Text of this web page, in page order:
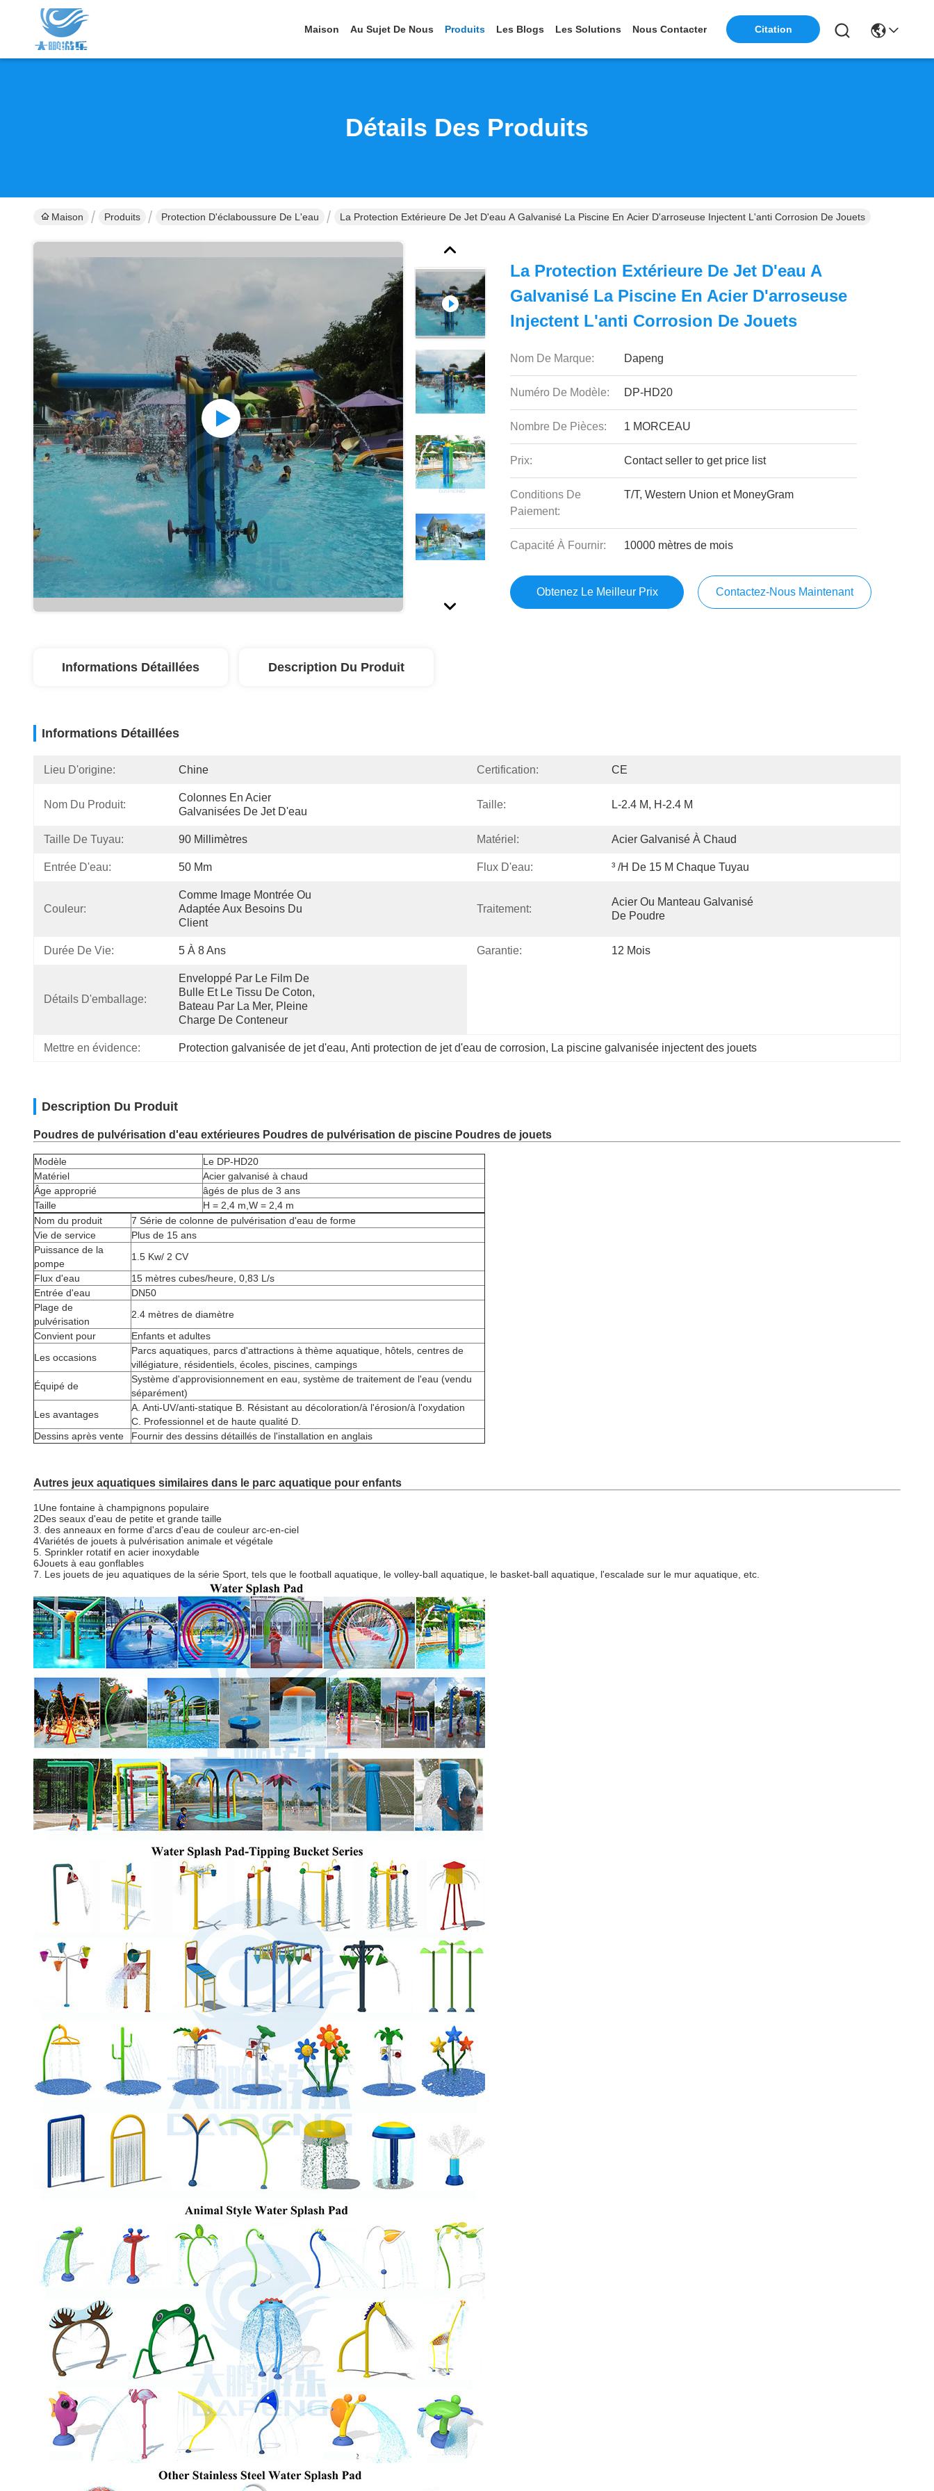
Maison Au Sujet De Nous Produits Les Blogs Les Solutions Nous Contacter Citation
Détails Des Produits
Maison Produits Protection D'éclaboussure De L'eau La Protection Extérieure De Jet D'eau A Galvanisé La Piscine En Acier D'arroseuse Injectent L'anti Corrosion De Jouets
La Protection Extérieure De Jet D'eau A
Galvanisé La Piscine En Acier D'arroseuse
Injectent L'anti Corrosion De Jouets
Nom De Marque: Dapeng
Numéro De Modèle: DP-HD20
Nombre De Pièces: 1 MORCEAU
Prix: Contact seller to get price list
Conditions De
Paiement:
T/T, Western Union et MoneyGram
Capacité À Fournir: 10000 mètres de mois
Obtenez Le Meilleur Prix Contactez-Nous Maintenant
Informations Détaillées Description Du Produit
Informations Détaillées
Lieu D'origine: Chine Certification: CE
Nom Du Produit:
Colonnes En Acier
Galvanisées De Jet D'eau
Taille: L-2.4 M, H-2.4 M
Taille De Tuyau: 90 Millimètres Matériel: Acier Galvanisé À Chaud
Entrée D'eau: 50 Mm Flux D'eau: ³ /h De 15 M Chaque Tuyau
Couleur:
Comme Image Montrée Ou
Adaptée Aux Besoins Du
Client
Traitement:
Acier Ou Manteau Galvanisé
De Poudre
Durée De Vie: 5 À 8 Ans Garantie: 12 Mois
Détails D'emballage:
Enveloppé Par Le Film De
Bulle Et Le Tissu De Coton,
Bateau Par La Mer, Pleine
Charge De Conteneur
Mettre en évidence: Protection galvanisée de jet d'eau, Anti protection de jet d'eau de corrosion, La piscine galvanisée injectent des jouets
Description Du Produit
Poudres de pulvérisation d'eau extérieures Poudres de pulvérisation de piscine Poudres de jouets
Modèle
Le DP-HD20
Matériel
Acier galvanisé à chaud
Âge approprié
âgés de plus de 3 ans
Taille
H = 2,4 m,W = 2,4 m
Nom du produit
7 Série de colonne de pulvérisation d'eau de forme
Vie de service
Plus de 15 ans
Puissance de la
pompe
1.5 Kw/ 2 CV
Flux d'eau
15 mètres cubes/heure, 0,83 L/s
Entrée d'eau
DN50
Plage de
pulvérisation
2.4 mètres de diamètre
Convient pour
Enfants et adultes
Les occasions
Parcs aquatiques, parcs d'attractions à thème aquatique, hôtels, centres de
villégiature, résidentiels, écoles, piscines, campings
Équipé de
Système d'approvisionnement en eau, système de traitement de l'eau (vendu
séparément)
Les avantages
A. Anti-UV/anti-statique B. Résistant au décoloration/à l'érosion/à l'oxydation
C. Professionnel et de haute qualité D.
Dessins après vente
Fournir des dessins détaillés de l'installation en anglais
Autres jeux aquatiques similaires dans le parc aquatique pour enfants
1Une fontaine à champignons populaire
2Des seaux d'eau de petite et grande taille
3. des anneaux en forme d'arcs d'eau de couleur arc-en-ciel
4Variétés de jouets à pulvérisation animale et végétale
5. Sprinkler rotatif en acier inoxydable
6Jouets à eau gonflables
7. Les jouets de jeu aquatiques de la série Sport, tels que le football aquatique, le volley-ball aquatique, le basket-ball aquatique, l'escalade sur le mur aquatique, etc.